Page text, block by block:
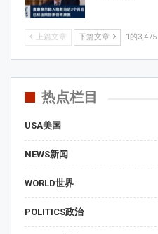
上篇文章 下篇文章 1的3,475
热点栏目
USA美国
NEWS新闻
WORLD世界
POLITICS政治